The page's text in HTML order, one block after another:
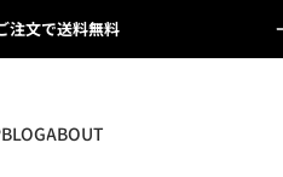
注文で送料無料
BLOGABOUT